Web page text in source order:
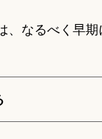
、なるべく早